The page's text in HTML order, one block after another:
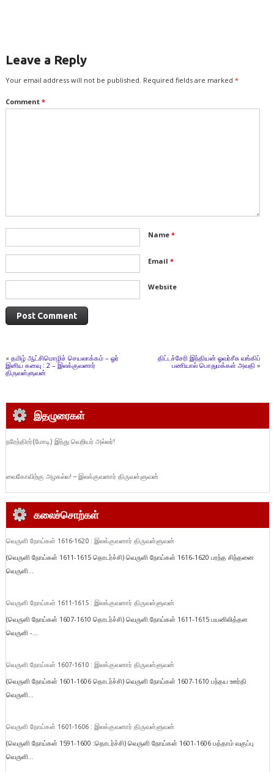
Leave a Reply
Your email address will not be published. Required fields are marked *
Comment *
Name *
Email *
Website
« தமிழ் ஆட்சிமொழிச் செயலாக்கம் – ஓர்
இனிய கனவு : 2 – இலக்குவனார்
திருவள்ளுவன்
திட்டச்சேரி இந்தியன் ஓவர்சீசு வங்கிப்
பணியால் பொதுமக்கள் அவதி »
இதழுரைகள்
நரேந்திரர்(மோடி) இந்து வெறியர் அல்லர்!
வைகோவிற்கு அழகல்ல! – இலக்குவனார் திருவள்ளுவன்
கலைச்சொற்கள்
வெருளி நோய்கள் 1616-1620 : இலக்குவனார் திருவள்ளுவன்
(வெருளி நோய்கள் 1611-1615 தொடர்ச்சி) வெருளி நோய்கள் 1616-1620 பரந்த சிந்தனை
வெருளி...
வெருளி நோய்கள் 1611-1615 : இலக்குவனார் திருவள்ளுவன்
(வெருளி நோய்கள் 1607-1610 தொடர்ச்சி) வெருளி நோய்கள் 1611-1615 பயனிலித்தள
வெருளி -...
வெருளி நோய்கள் 1607-1610 : இலக்குவனார் திருவள்ளுவன்
(வெருளி நோய்கள் 1601-1606 தொடர்ச்சி) வெருளி நோய்கள் 1607-1610 பந்தய ஊர்தி
வெருளி...
வெருளி நோய்கள் 1601-1606 : இலக்குவனார் திருவள்ளுவன்
(வெருளி நோய்கள் 1591-1600 :தொடர்ச்சி) வெருளி நோய்கள் 1601-1606 பத்தாம் வகுப்பு
வெருளி...